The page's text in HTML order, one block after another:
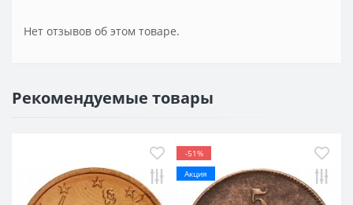
Нет отзывов об этом товаре.
Рекомендуемые товары
-51%
Акция